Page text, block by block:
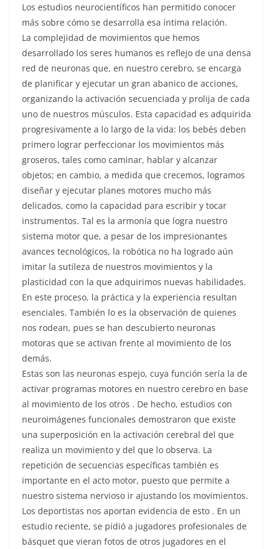
Los estudios neurocientíficos han permitido conocer
más sobre cómo se desarrolla esa íntima relación.
La complejidad de movimientos que hemos
desarrollado los seres humanos es reflejo de una densa
red de neuronas que, en nuestro cerebro, se encarga
de planificar y ejecutar un gran abanico de acciones,
organizando la activación secuenciada y prolija de cada
uno de nuestros músculos. Esta capacidad es adquirida
progresivamente a lo largo de la vida: los bebés deben
primero lograr perfeccionar los movimientos más
groseros, tales como caminar, hablar y alcanzar
objetos; en cambio, a medida que crecemos, logramos
diseñar y ejecutar planes motores mucho más
delicados, como la capacidad para escribir y tocar
instrumentos. Tal es la armonía que logra nuestro
sistema motor que, a pesar de los impresionantes
avances tecnológicos, la robótica no ha logrado aún
imitar la sutileza de nuestros movimientos y la
plasticidad con la que adquirimos nuevas habilidades.
En este proceso, la práctica y la experiencia resultan
esenciales. También lo es la observación de quienes
nos rodean, pues se han descubierto neuronas
motoras que se activan frente al movimiento de los
demás.
Estas son las neuronas espejo, cuya función sería la de
activar programas motores en nuestro cerebro en base
al movimiento de los otros . De hecho, estudios con
neuroimágenes funcionales demostraron que existe
una superposición en la activación cerebral del que
realiza un movimiento y del que lo observa. La
repetición de secuencias específicas también es
importante en el acto motor, puesto que permite a
nuestro sistema nervioso ir ajustando los movimientos.
Los deportistas nos aportan evidencia de esto . En un
estudio reciente, se pidió a jugadores profesionales de
básquet que vieran fotos de otros jugadores en el